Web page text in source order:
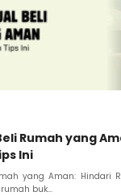
Rumah yang
Ini
yang Aman: Hindari
buk...